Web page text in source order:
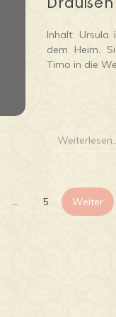
Inhalt: Ursula
dem Heim.
Timo in die
Weiterlesen...
5 Weiter